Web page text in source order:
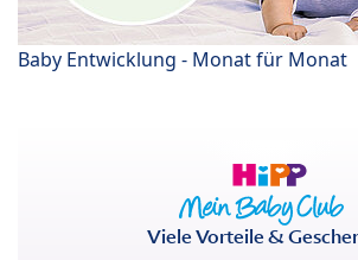
Baby Entwicklung - Monat für Monat
Viele Vorteile &